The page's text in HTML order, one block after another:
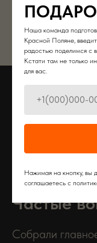
Наша команда
Красной Поляне,
радостью поделимся с
Кстати там не только
для вас.
Нажимая на кнопку, вы
соглашаетесь c
Частые
Собрали